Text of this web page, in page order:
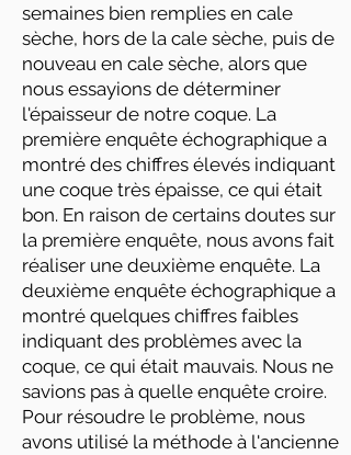
semaines bien remplies en cale
sèche, hors de la cale sèche, puis de
nouveau en cale sèche, alors que
nous essayions de déterminer
l'épaisseur de notre coque. La
première enquête échographique a
montré des chiffres élevés indiquant
une coque très épaisse, ce qui était
bon. En raison de certains doutes sur
la première enquête, nous avons fait
réaliser une deuxième enquête. La
deuxième enquête échographique a
montré quelques chiffres faibles
indiquant des problèmes avec la
coque, ce qui était mauvais. Nous ne
savions pas à quelle enquête croire.
Pour résoudre le problème, nous
avons utilisé la méthode à l'ancienne